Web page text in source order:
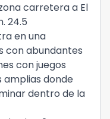
carretera a El
24.5
en una
con abundantes
con juegos
amplias donde
dentro de la